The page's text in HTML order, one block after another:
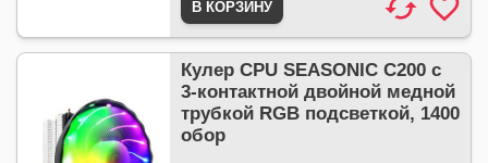
Кулер CPU SEASONIC C200 с
3-контактной двойной медной
трубкой RGB подсветкой, 1400
обор